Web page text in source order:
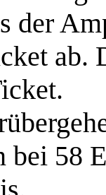
der
ab.
bei 58